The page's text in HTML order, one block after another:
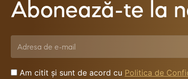
Abonează-te la
Am citit și sunt de acord cu Politica de